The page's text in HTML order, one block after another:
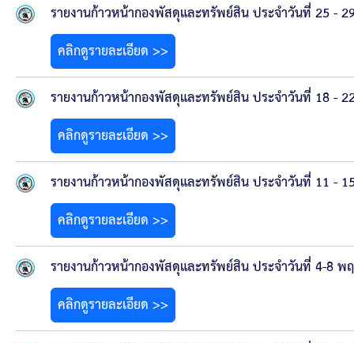
ประกาศแผนการจัดหาพัสดุ
รายงานผลการจัดซื้อจัดจ้างประจำปีงบประมาณ
สรุปผลการดำเนินงานจัดซื้อจัดจ้างในรอบเดือน (สข
ประกาศผู้ชนะการเสนอราคา
ประกาศราคากลาง
ประกาศเชิญชวนประกวดราคา (e-bidding)
ยกเลิกประกาศเชิญชวน
ยกเลิกประกาศผู้ชนะ
รายงานก้าวหน้ากองพัสดุและทรัพย์สิน ประจำวันที่ 25 -
คลิกดูรายละเอียด >>
รายงานก้าวหน้ากองพัสดุและทรัพย์สิน ประจำวันที่ 18 -
คลิกดูรายละเอียด >>
รายงานก้าวหน้ากองพัสดุและทรัพย์สิน ประจำวันที่ 11 -
คลิกดูรายละเอียด >>
รายงานก้าวหน้ากองพัสดุและทรัพย์สิน ประจำวันที่ 4-8 พ
คลิกดูรายละเอียด >>